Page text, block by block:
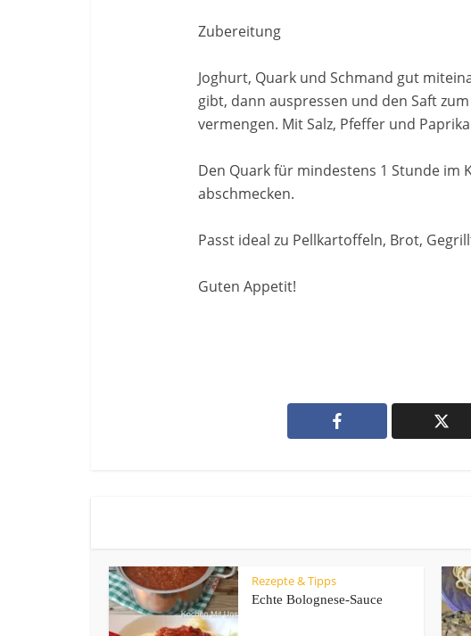
Zubereitung
Joghurt, Quark und Schmand gut
gibt, dann auspressen und den Saft
vermengen. Mit Salz, Pfeffer und
Den Quark für mindestens 1 Stunde im
abschmecken.
Passt ideal zu Pellkartoffeln, Brot,
Guten Appetit!
Rezepte & Tipps
Echte Bolognese-Sauce